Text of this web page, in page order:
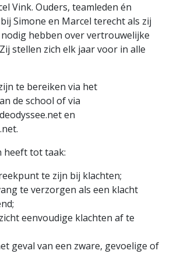
Vink. Ouders, teamleden én
Simone en Marcel terecht als zij
hebben over vertrouwelijke
stellen zich elk jaar voor in alle
te bereiken via het
de school of via
en
heeft tot taak:
te zijn bij klachten;
te verzorgen als een klacht
eenvoudige klachten af te
geval van een zware, gevoelige of